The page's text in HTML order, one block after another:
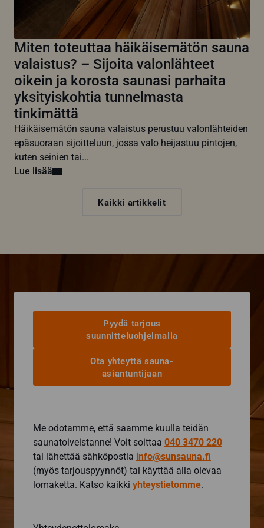
Miten toteuttaa häikäisemätön sauna
valaistus? – Sijoita valonlähteet
oikein ja korosta saunasi parhaita
yksityiskohtia tunnelmasta
tinkimättä
Häikäisemätön sauna valaistus perustuu valonlähteiden
epäsuoraan sijoitteluun, jossa valo heijastuu pintojen,
kuten seinien tai...
Lue lisää
Kaikki artikkelit
Pyydä tarjous
suunnitteluohjelmalla
Ota yhteyttä sauna-
asiantuntijaan
Me odotamme, että saamme kuulla teidän
saunatoiveistanne! Voit soittaa 040 3470 220
tai lähettää sähköpostia info@sunsauna.fi
(myös tarjouspyynnöt) tai käyttää alla olevaa
lomaketta. Katso kaikki yhteystietomme.